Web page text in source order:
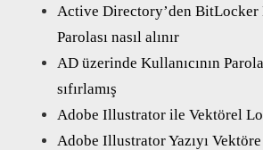
Active Directory’den BitLocker
Parolası nasıl alınır
AD üzerinde Kullanıcının
sıfırlamış
Adobe Illustrator ile Vektörel
Adobe Illustrator Yazıyı